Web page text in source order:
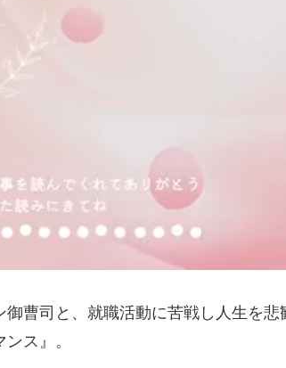
御曹司と、就職活動に苦戦し人生を
ンス』。